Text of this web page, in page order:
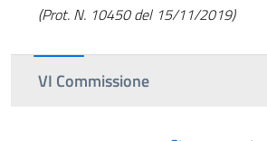
(Prot. N. 10450 del 15/11/2019)
VI Commissione